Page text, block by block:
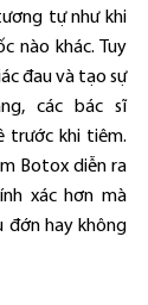
tự như khi
nào khác. Tuy
đau và tạo sự
các bác sĩ
trước khi tiêm.
Botox diễn ra
xác hơn mà
đớn hay không